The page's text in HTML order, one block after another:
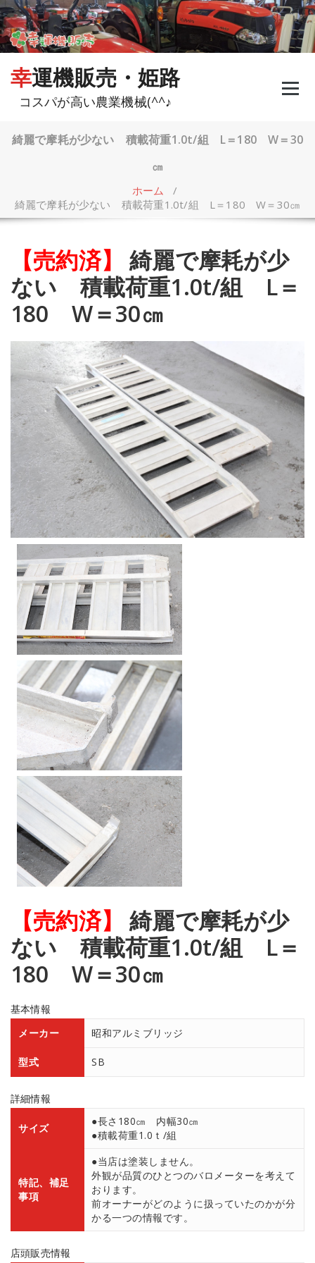
コ
ン
テ
ン
幸運機販売・姫路
コスパが高い農業機械(^^♪
綺麗で摩耗が少ない 積載荷重1.0t/組 L＝180 W＝30
㎝
ホーム /
綺麗で摩耗が少ない 積載荷重1.0t/組 L＝180 W＝30㎝
【売約済】
綺麗で摩耗が少
ない 積載荷重1.0t/組 L＝
180 W＝30㎝
【売約済】
綺麗で摩耗が少
ない 積載荷重1.0t/組 L＝
180 W＝30㎝
基本情報
メーカー
昭和アルミブリッジ
型式 SB
詳細情報
サイズ
●長さ180㎝ 内幅30㎝
●積載荷重1.0ｔ/組
特記、補足
事項
●当店は塗装しません。
外観が品質のひとつのバロメーターを考えて
おります。
前オーナーがどのように扱っていたのかが分
かる一つの情報です。
店頭販売情報